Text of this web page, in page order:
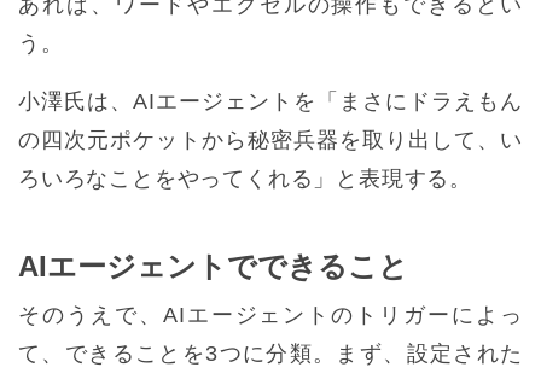
あれば、ワードやエクセルの操作もできるとい
う。
小澤氏は、AIエージェントを「まさにドラえもん
の四次元ポケットから秘密兵器を取り出して、い
ろいろなことをやってくれる」と表現する。
AIエージェントでできること
そのうえで、AIエージェントのトリガーによっ
て、できることを3つに分類。まず、設定された